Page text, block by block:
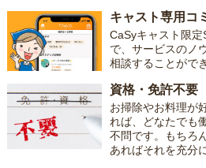
キャスト専用コ
CaSyキャスト限定
で、サービスのノ
相談することがで
資格・免許不要
お掃除やお料理が
れば、どなたでも
不問です。もちろ
あればそれを充分